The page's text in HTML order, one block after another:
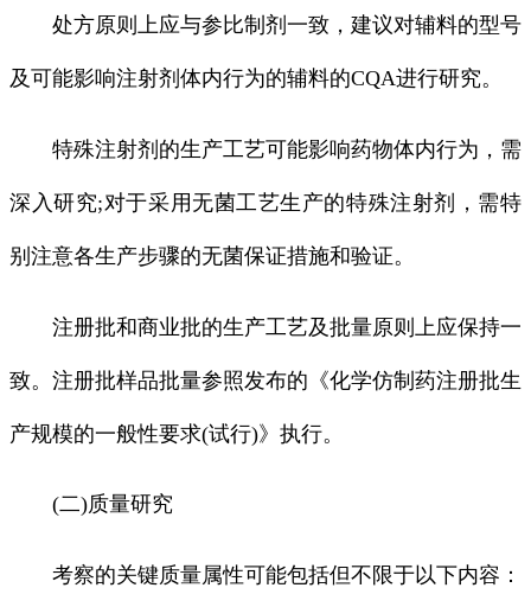
处方原则上应与参比制剂一致，建议对辅料的型号
及可能影响注射剂体内行为的辅料的CQA进行研究。
特殊注射剂的生产工艺可能影响药物体内行为，需
深入研究;对于采用无菌工艺生产的特殊注射剂，需特
别注意各生产步骤的无菌保证措施和验证。
注册批和商业批的生产工艺及批量原则上应保持一
致。注册批样品批量参照发布的《化学仿制药注册批生
产规模的一般性要求(试行)》执行。
(二)质量研究
考察的关键质量属性可能包括但不限于以下内容：